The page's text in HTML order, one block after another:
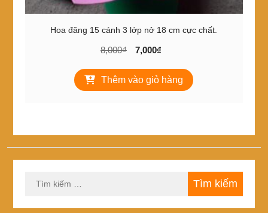
Hoa đăng 15 cánh 3 lớp nở 18 cm cực chất.
8,000₫
Giá
là:
8,000₫.
7,000₫
tại
là:
Thêm vào giỏ hàng
kiếm